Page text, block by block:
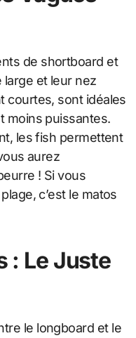
de shortboard et
large et leur nez
courtes, sont idéales
moins puissantes.
les fish permettent
aurez
! Si vous
c’est le matos
: Le Juste
le longboard et le